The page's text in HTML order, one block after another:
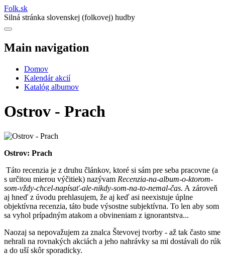
Folk.sk
Silná stránka slovenskej (folkovej) hudby
Main navigation
Domov
Kalendár akcií
Katalóg albumov
Ostrov - Prach
Ostrov: Prach
Táto recenzia je z druhu článkov, ktoré si sám pre seba pracovne (a
s určitou mierou výčitiek) nazývam Recenzia-na-album-o-ktorom-
som-vždy-chcel-napísať-ale-nikdy-som-na-to-nemal-čas. A zároveň
aj hneď z úvodu prehlasujem, že aj keď asi neexistuje úplne
objektívna recenzia, táto bude výsostne subjektívna. To len aby som
sa vyhol prípadným atakom a obvineniam z ignorantstva...
Naozaj sa nepovažujem za znalca Števovej tvorby - až tak často sme
nehrali na rovnakých akciách a jeho nahrávky sa mi dostávali do rúk
a do uší skôr sporadicky.